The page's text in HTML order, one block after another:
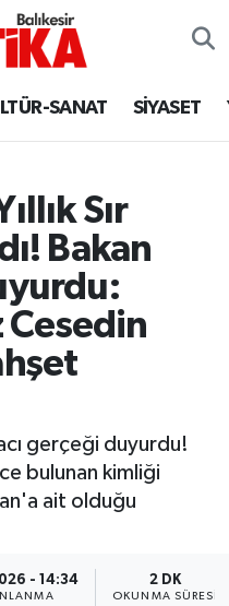
SANAT SİYASET
Sır
Bakan
Cesedin
gerçeği duyurdu!
bulunan kimliği
ait olduğu
- 14:34 2 DK
OKUNMA SÜRESI
Haritası
Fikstür